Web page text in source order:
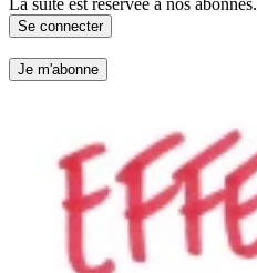
Se connecter
Je m'abonne